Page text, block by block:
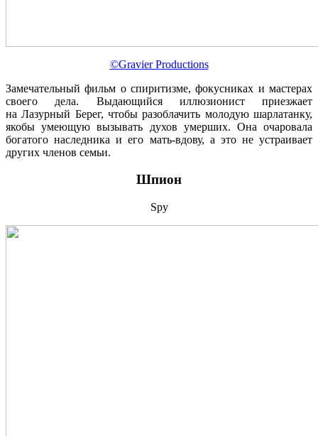
©Gravier Productions
Замечательный фильм о спиритизме, фокусниках и мастерах
своего дела. Выдающийся иллюзионист приезжает
на Лазурный Берег, чтобы разоблачить молодую шарлатанку,
якобы умеющую вызывать духов умерших. Она очаровала
богатого наследника и его мать-вдову, а это не устраивает
других членов семьи.
Шпион
Spy